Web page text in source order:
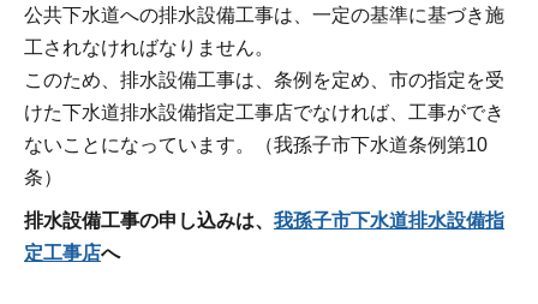
公共下水道への排水設備工事は、一定の基準に基づき施
工されなければなりません。
このため、排水設備工事は、条例を定め、市の指定を受
けた下水道排水設備指定工事店でなければ、工事ができ
ないことになっています。（我孫子市下水道条例第10
条）
排水設備工事の申し込みは、 我孫子市下水道排水設備指
定工事店へ